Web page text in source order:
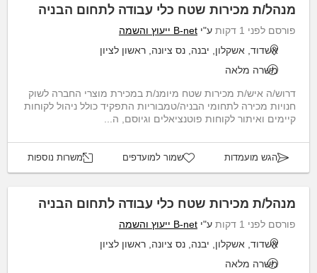
מנהל/ת מכירות שטח כלי עבודה לתחום הבניה
פורסם לפני 1 דקות ע"י B-net ייעוץ והשמה
אשדוד, אשקלון, יבנה, נס ציונה, ראשון לציון
משרה מלאה
דרוש/ה איש/ת מכירות שטח מיומנ/ת במכירת מוצרי החברה לשוק
חנויות מכירה לתחומי הבניה/טמבוריות התפקיד כולל ניהול לקוחות
קיימים ואיתור לקוחות פוטנציאלים וגיוסם, ה...
הגש מועמדות שמור למועדפים משרות נוספות
מנהל/ת מכירות שטח כלי עבודה לתחום הבניה
פורסם לפני 1 דקות ע"י B-net ייעוץ והשמה
אשדוד, אשקלון, יבנה, נס ציונה, ראשון לציון
משרה מלאה